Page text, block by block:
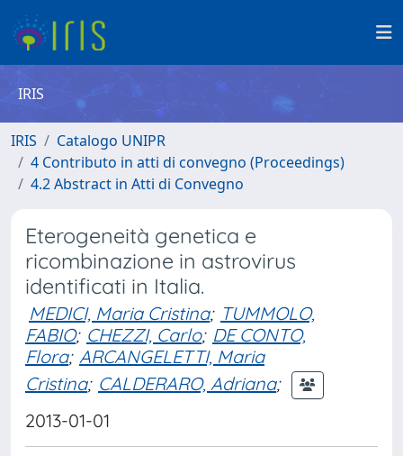
IRIS
IRIS
Catalogo UNIPR
4 Contributo in atti di convegno (Proceedings)
4.2 Abstract in Atti di Convegno
Eterogeneità genetica e
ricombinazione in astrovirus
identificati in Italia.
MEDICI, Maria Cristina; TUMMOLO,
FABIO; CHEZZI, Carlo; DE CONTO,
Flora; ARCANGELETTI, Maria
Cristina; CALDERARO, Adriana;
2013-01-01